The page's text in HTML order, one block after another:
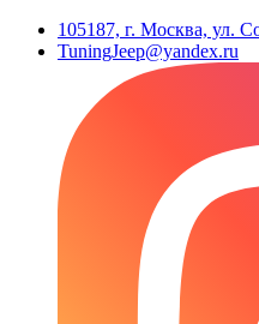
105187, г. Москва, ул.
TuningJeep@yandex.ru